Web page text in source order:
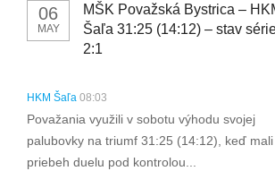
06
MAY
MŠK Považská Bystrica –
Šaľa 31:25 (14:12) – stav
2:1
HKM Šaľa 08:03
Považania využili v sobotu výhodu svojej
palubovky na triumf 31:25 (14:12), keď mali
priebeh duelu pod kontrolou...